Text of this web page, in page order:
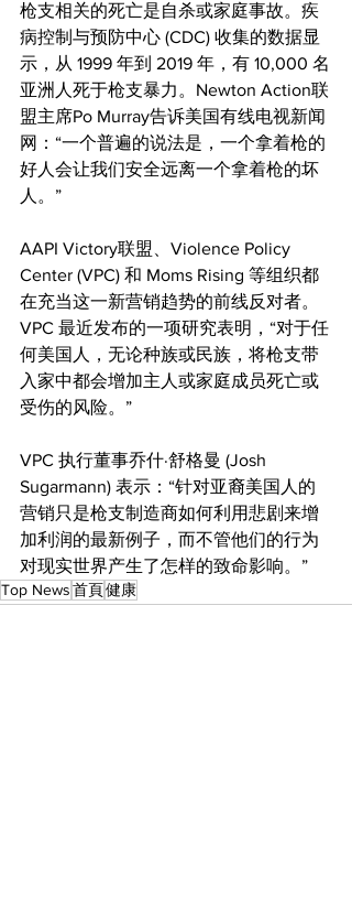
枪支相关的死亡是自杀或家庭事故。疾
病控制与预防中心 (CDC) 收集的数据显
示，从 1999 年到 2019 年，有 10,000 名
亚洲人死于枪支暴力。Newton Action联
盟主席Po Murray告诉美国有线电视新闻
网：“一个普遍的说法是，一个拿着枪的
好人会让我们安全远离一个拿着枪的坏
人。”
AAPI Victory联盟、Violence Policy
Center (VPC) 和 Moms Rising 等组织都
在充当这一新营销趋势的前线反对者。
VPC 最近发布的一项研究表明，“对于任
何美国人，无论种族或民族，将枪支带
入家中都会增加主人或家庭成员死亡或
受伤的风险。”
VPC 执行董事乔什·舒格曼 (Josh
Sugarmann) 表示：“针对亚裔美国人的
营销只是枪支制造商如何利用悲剧来增
加利润的最新例子，而不管他们的行为
对现实世界产生了怎样的致命影响。”
Top News首頁健康